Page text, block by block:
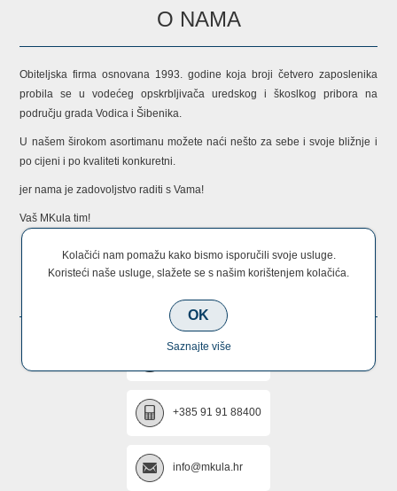
O NAMA
Obiteljska firma osnovana 1993. godine koja broji četvero zaposlenika
probila se u vodećeg opskrbljivača uredskog i škoslkog pribora na
području grada Vodica i Šibenika.
U našem širokom asortimanu možete naći nešto za sebe i svoje bližnje i
po cijeni i po kvaliteti konkuretni.
jer nama je zadovoljstvo raditi s Vama!
Vaš MKula tim!
+385 91 91 88400
info@mkula.hr
Kolačići nam pomažu kako bismo isporučili svoje usluge.
Koristeći naše usluge, slažete se s našim korištenjem kolačića.
OK
Saznajte više